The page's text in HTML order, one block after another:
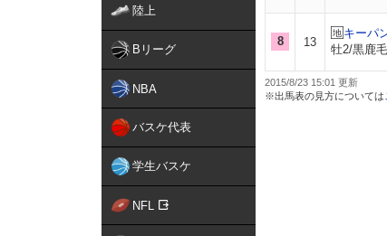
陸上
Bリーグ
NBA
バスケ代表
学生バスケ
NFL
8 13
キーパ
牡2/黒鹿毛
2015/8/23 15:01
※出馬表の見方については